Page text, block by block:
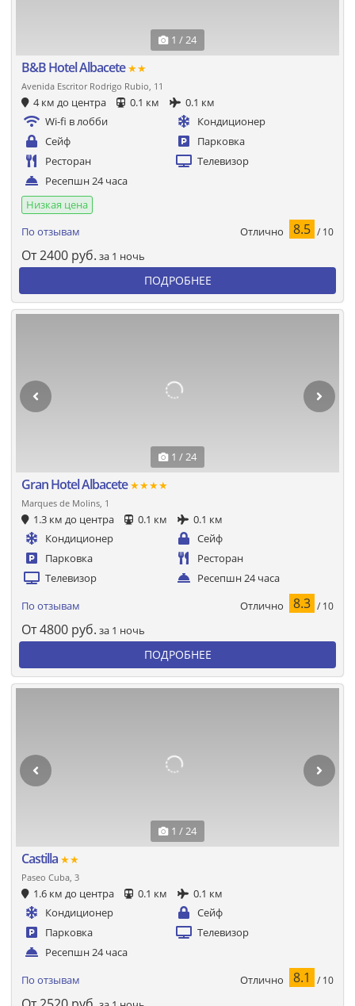
1 / 24
B&B Hotel Albacete★★
Avenida Escritor Rodrigo Rubio, 11
4 км до центра 0.1 км
0.1 км
Wi-fi в лобби
Кондиционер
Сейф
Парковка
Ресторан
Телевизор
Ресепшн 24 часа
Низкая цена
По отзывам
Отлично 8.5 / 10
От2400 руб. за 1 ночь
ПОДРОБНЕЕ
1 / 24
Gran Hotel Albacete★★★★
Marques de Molins, 1
1.3 км до центра 0.1 км
0.1 км
Кондиционер
Сейф
Парковка
Ресторан
Телевизор
Ресепшн 24 часа
По отзывам Отлично 8.3 / 10
От4800 руб. за 1 ночь
ПОДРОБНЕЕ
1 / 24
Castilla ★★
Paseo Cuba, 3
1.6 км до центра 0.1 км
0.1 км
Кондиционер
Сейф
Парковка
Телевизор
Ресепшн 24 часа
По отзывам Отлично 8.1 / 10